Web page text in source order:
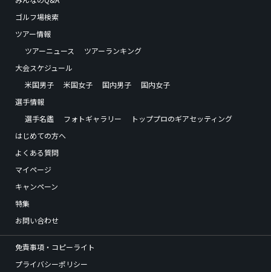
ゴルフ場検索
ツアー情報
ツアーニュース
ツアーランキング
大会スケジュール
米国男子
米国女子 国内男子
国内女子
選手情報
選手名鑑
フォトギャラリー
トッププロのギアセッティング
はじめての方へ
よくある質問
マイページ
キャンペーン
特集
お問い合わせ
免責事項・コピーライト
プライバシーポリシー